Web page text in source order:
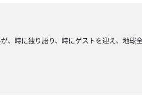
時に独り語り、時にゲストを迎え、地球